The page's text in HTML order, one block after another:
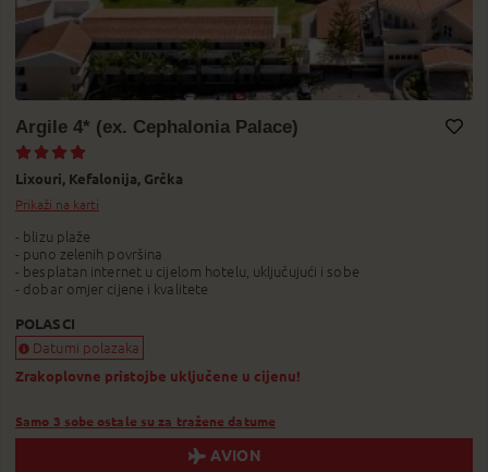
Argile 4* (ex. Cephalonia Palace)
Lixouri, Kefalonija, Grčka
Prikaži na karti
- blizu plaže
- puno zelenih površina
- besplatan internet u cijelom hotelu, uključujući i sobe
- dobar omjer cijene i kvalitete
POLASCI
Datumi polazaka
Zrakoplovne pristojbe uključene u cijenu!
Samo 3 sobe ostale su za tražene datume
AVION